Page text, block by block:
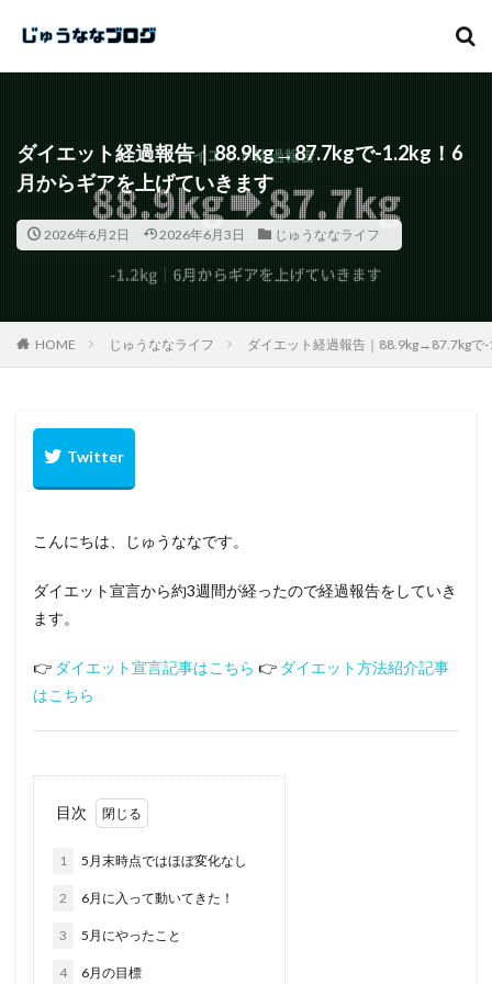
ダイエット経過報告｜88.9kg→87.7kgで-1.2kg！6
月からギアを上げていきます
2026年6月2日 2026年6月3日 じゅうななライフ
HOME じゅうななライフ ダイエット経過報告｜88.9kg→87.7kgで
こんにちは、じゅうななです。
ダイエット宣言から約3週間が経ったので経過報告をしていき
ます。
👉 ダイエット宣言記事はこちら 👉 ダイエット方法紹介記事
はこちら
目次
1 5月末時点ではほぼ変化なし
2 6月に入って動いてきた！
3 5月にやったこと
4 6月の目標
FC東京 松岡大起 試合レポート 育児
清水エスパルス
横浜F・マリノス 柏レイソル
Jリーグ
小屋松 大畑歩夢
大分トリニータ
パギさん
サガン鳥栖
じゅうななライフ